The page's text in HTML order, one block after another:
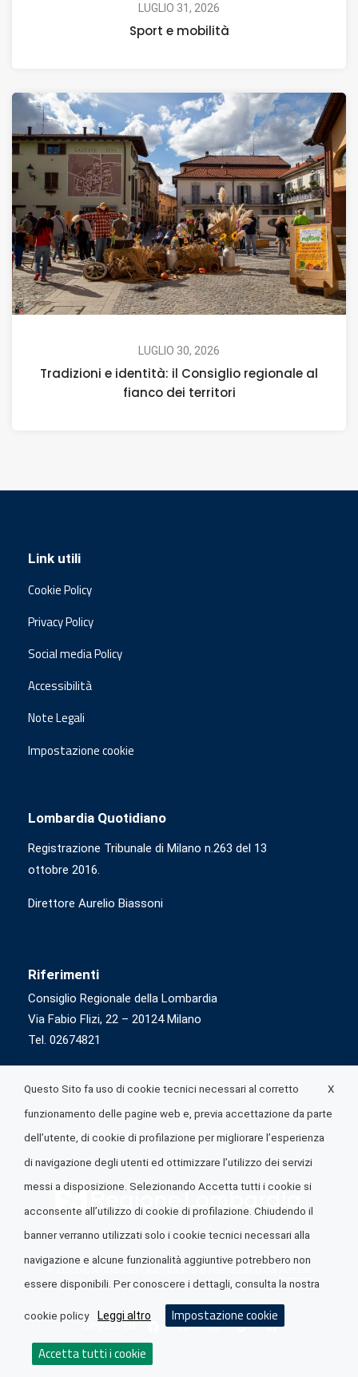
LUGLIO 31, 2026
Sport e mobilità
LUGLIO 30, 2026
Tradizioni e identità: il Consiglio regionale al
fianco dei territori
Link utili
Cookie Policy
Privacy Policy
Social media Policy
Accessibilità
Note Legali
Impostazione cookie
Lombardia Quotidiano
Registrazione Tribunale di Milano n.263 del 13
ottobre 2016.
Direttore Aurelio Biassoni
Riferimenti
Consiglio Regionale della Lombardia
Via Fabio Flizi, 22 – 20124 Milano
Tel. 02674821
© 2026 Lombardia Quotidiano è realizzato daA.R.I.A.
Seguici su
X
Questo Sito fa uso di cookie tecnici necessari al corretto
funzionamento delle pagine web e, previa accettazione da parte
dell’utente, di cookie di profilazione per migliorare l’esperienza
di navigazione degli utenti ed ottimizzare l’utilizzo dei servizi
messi a disposizione. Selezionando Accetta tutti i cookie si
acconsente all’utilizzo di cookie di profilazione. Chiudendo il
banner verranno utilizzati solo i cookie tecnici necessari alla
navigazione e alcune funzionalità aggiuntive potrebbero non
essere disponibili. Per conoscere i dettagli, consulta la nostra
cookie policy Leggi altro Impostazione cookie
Accetta tutti i cookie